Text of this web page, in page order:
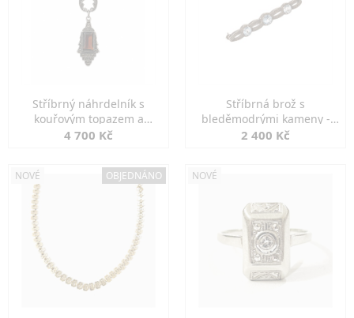
Stříbrný náhrdelník s
kouřovým topazem a
markazity
4 700 Kč
Stříbrná brož s
bleděmodrými kameny -
jemná elegance
2 400 Kč
NOVÉ OBJEDNÁNO NOVÉ